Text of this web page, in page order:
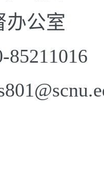
办公室
-85211016